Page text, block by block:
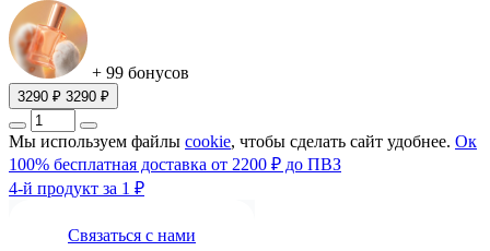
+ 99 бонусов
3290 ₽ 3290 ₽
Мы используем файлы cookie, чтобы сделать сайт удобнее. Ок
100% бесплатная доставка от 2200 ₽ до ПВЗ
4-й продукт за 1 ₽
Связаться с нами